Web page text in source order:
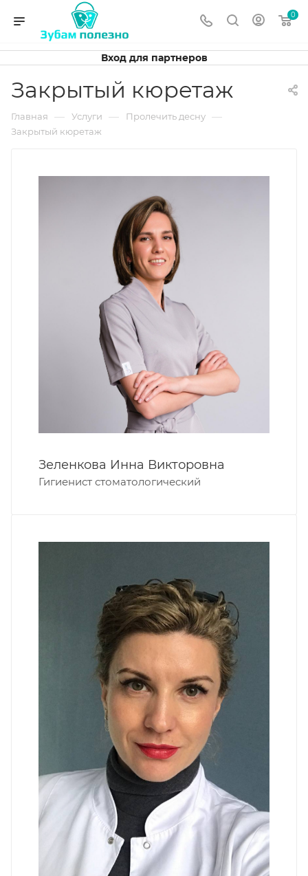
0
Вход для партнеров
Закрытый кюретаж
Главная — Услуги — Пролечить десну —
Закрытый кюретаж
Зеленкова Инна Викторовна
Гигиенист стоматологический